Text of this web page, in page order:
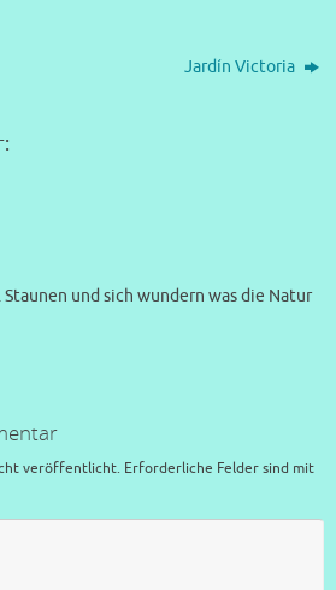
Jardín Victoria
Staunen und sich wundern was die Natur
veröffentlicht. Erforderliche Felder sind mit